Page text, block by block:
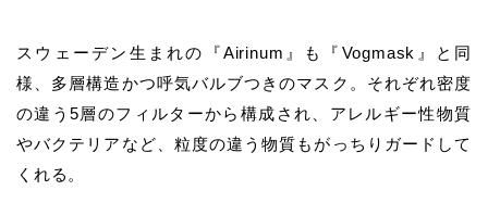
スウェーデン生まれの『Airinum』も『Vogmask』と同
様、多層構造かつ呼気バルブつきのマスク。それぞれ密度
の違う5層のフィルターから構成され、アレルギー性物質
やバクテリアなど、粒度の違う物質もがっちりガードして
くれる。